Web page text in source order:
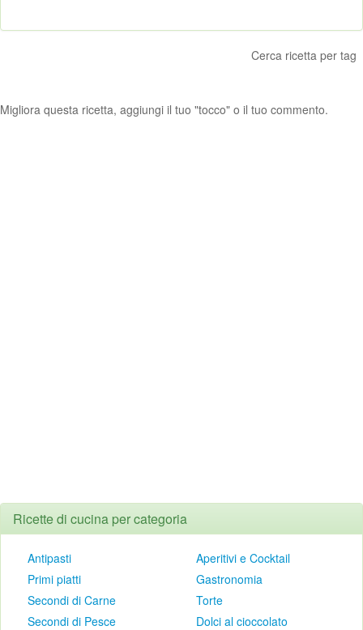
Cerca ricetta per tag
Migliora questa ricetta, aggiungi il tuo "tocco" o il tuo commento.
Ricette di cucina per categoria
Antipasti
Primi piatti
Secondi di Carne
Secondi di Pesce
Aperitivi e Cocktail
Gastronomia
Torte
Dolci al cioccolato